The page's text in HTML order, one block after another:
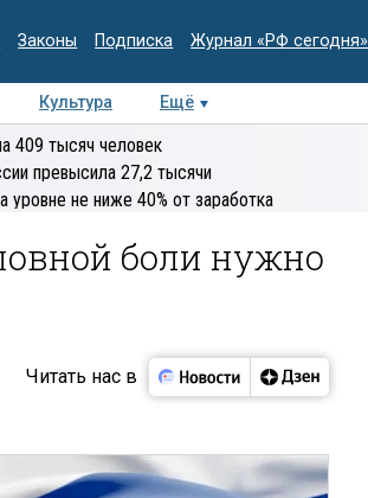
Законы Подписка Журнал «РФ сегодня»
Культура Ещё
Колумнисты
409 тысяч человек
превысила 27,2 тысячи
не ниже 40% от заработка
боли нужно
Читать нас в